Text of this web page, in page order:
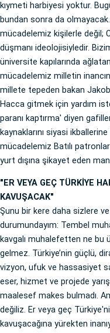
kıymeti harbiyesi yoktur.
bundan sonra da
mücadelemiz kişilerle değil;
düşmanı ideolojisiyledir.
üniversite kapılarında
mücadelemiz milletin
millete tepeden bakan
Hacca gitmek için yardım
paranı kaptırma' diyen
kaynaklarını siyasi
mücadelemiz Batılı
yurt dışına şikayet eden
"ER VEYA GEÇ TÜRKİYE
KAVUŞACAK"
Şunu bir kere daha sizlere
durumundayım: Tembel
kavgalı muhalefetten ne bu
gelmez. Türkiye’nin güçlü,
vizyon, ufuk ve hassasiyet
eser, hizmet ve projede
maalesef makes bulmadı.
değiliz. Er veya geç
kavuşacağına yürekten